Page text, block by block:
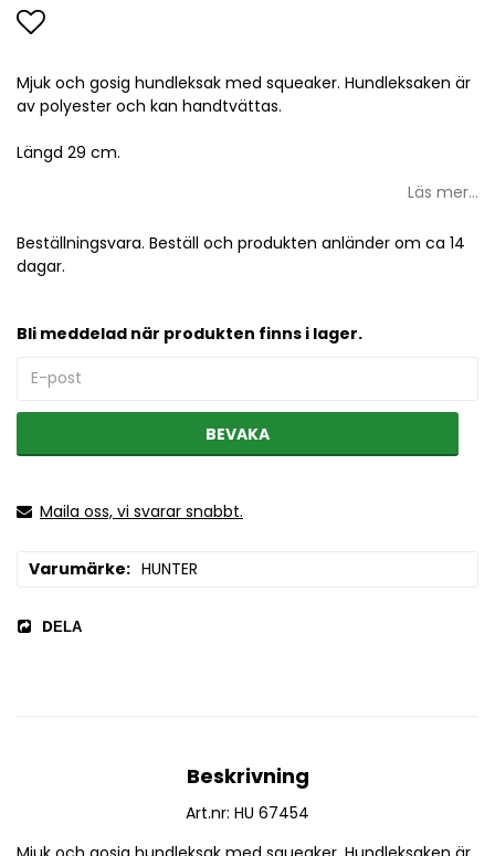
Lägg till i favoritlistan
Mjuk och gosig hundleksak med squeaker. Hundleksaken är
av polyester och kan handtvättas.
Längd 29 cm.
Läs mer...
Beställningsvara. Beställ och produkten anländer om ca 14
dagar.
Bli meddelad när produkten finns i lager.
BEVAKA
Maila oss, vi svarar snabbt.
Varumärke HUNTER
DELA
Beskrivning
Art.nr: HU 67454